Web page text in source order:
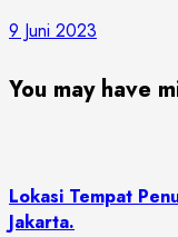
9 Juni 2023
You may have
Lokasi Tempat
Jakarta.